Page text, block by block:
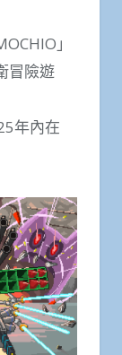
」
冒險遊
年內在